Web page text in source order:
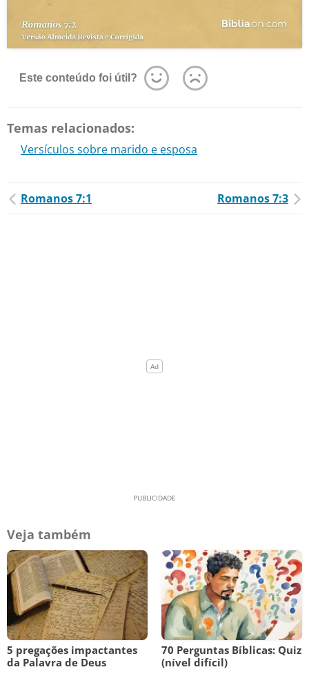
Este conteúdo foi útil?
Temas relacionados:
Versículos sobre marido e esposa
Romanos 7:1 Romanos 7:3
Veja também
5 pregações impactantes
da Palavra de Deus
70 Perguntas Bíblicas: Quiz
(nível difícil)